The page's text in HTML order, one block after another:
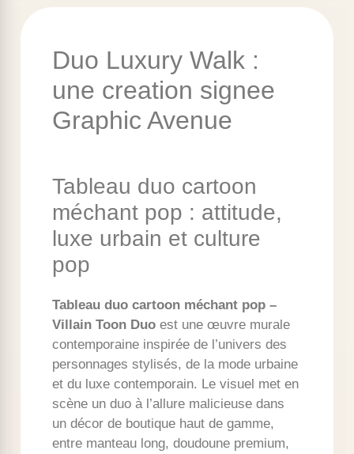
Duo Luxury Walk :
une creation signee
Graphic Avenue
Tableau duo cartoon
méchant pop : attitude,
luxe urbain et culture
pop
Tableau duo cartoon méchant pop –
Villain Toon Duo est une œuvre murale
contemporaine inspirée de l’univers des
personnages stylisés, de la mode urbaine
et du luxe contemporain. Le visuel met en
scène un duo à l’allure malicieuse dans
un décor de boutique haut de gamme,
entre manteau long, doudoune premium,